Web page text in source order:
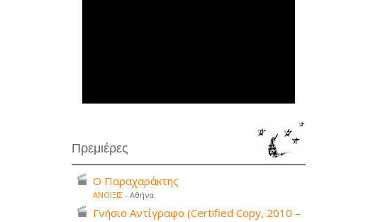
Πρεμιέρες
Ο Παραχαράκτης
ΑΝΟΙΞΙΣ - Αθήνα
Γνήσιο Αντίγραφο (Certified Copy, 2010 –